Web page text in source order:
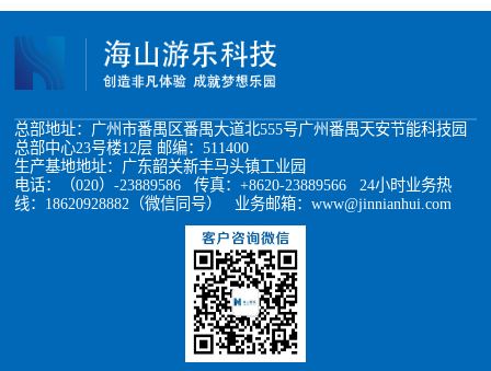
总部地址：广州市番禺区番禺大道北555号广州番禺天安节能科技园
总部中心23号楼12层 邮编：511400
生产基地地址：广东韶关新丰马头镇工业园
电话：（020）-23889586 传真：+8620-23889566 24小时业务热
线：18620928882（微信同号） 业务邮箱：www@jinnianhui.com